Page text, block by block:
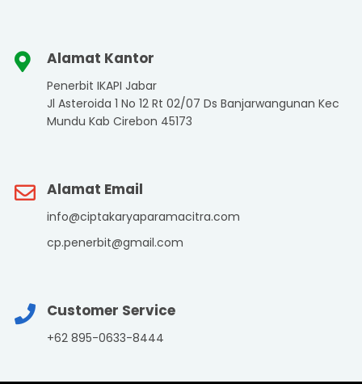
Alamat Kantor
Penerbit IKAPI Jabar
Jl Asteroida 1 No 12 Rt 02/07 Ds Banjarwangunan Kec
Mundu Kab Cirebon 45173
Alamat Email
info@ciptakaryaparamacitra.com
cp.penerbit@gmail.com
Customer Service
+62 895-0633-8444